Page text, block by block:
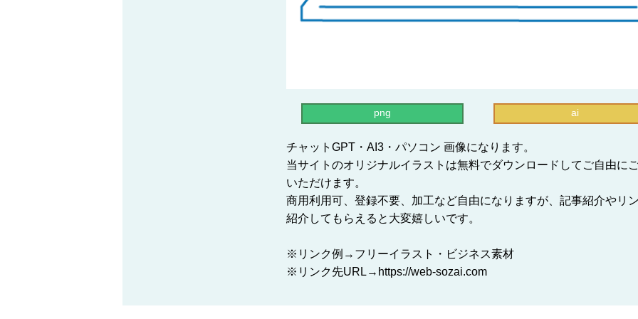
png ai
チャットGPT・AI3・パソコン 画像になります。
当サイトのオリジナルイラストは無料でダウンロードしてご自由に
いただけます。
商用利用可、登録不要、加工など自由になりますが、記事紹介やリ
紹介してもらえると大変嬉しいです。
※リンク例→フリーイラスト・ビジネス素材
※リンク先URL→https://web-sozai.com